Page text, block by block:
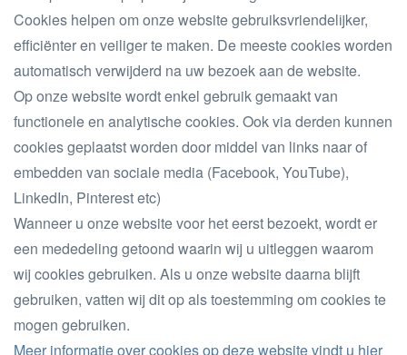
Cookies helpen om onze website gebruiksvriendelijker,
efficiënter en veiliger te maken. De meeste cookies worden
automatisch verwijderd na uw bezoek aan de website.
Op onze website wordt enkel gebruik gemaakt van
functionele en analytische cookies. Ook via derden kunnen
cookies geplaatst worden door middel van links naar of
embedden van sociale media (Facebook, YouTube),
LinkedIn, Pinterest etc)
Wanneer u onze website voor het eerst bezoekt, wordt er
een mededeling getoond waarin wij u uitleggen waarom
wij cookies gebruiken. Als u onze website daarna blijft
gebruiken, vatten wij dit op als toestemming om cookies te
mogen gebruiken.
Meer informatie over cookies op deze website vindt u hier